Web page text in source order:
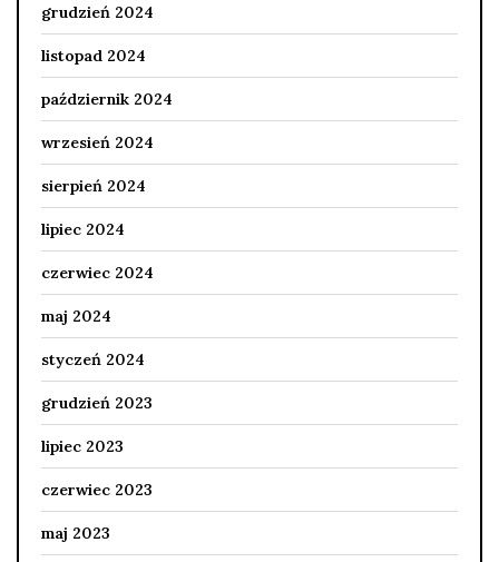
grudzień 2024
listopad 2024
październik 2024
wrzesień 2024
sierpień 2024
lipiec 2024
czerwiec 2024
maj 2024
styczeń 2024
grudzień 2023
lipiec 2023
czerwiec 2023
maj 2023